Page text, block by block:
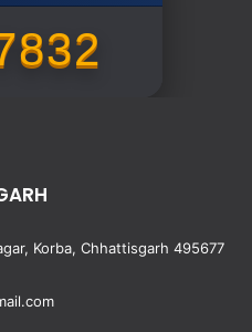
Korba, Chhattisgarh 495677